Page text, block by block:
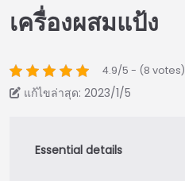
เครื่องผสมแป้ง
4.9/5 - (8 votes)
แก้ไขล่าสุด: 2023/1/5